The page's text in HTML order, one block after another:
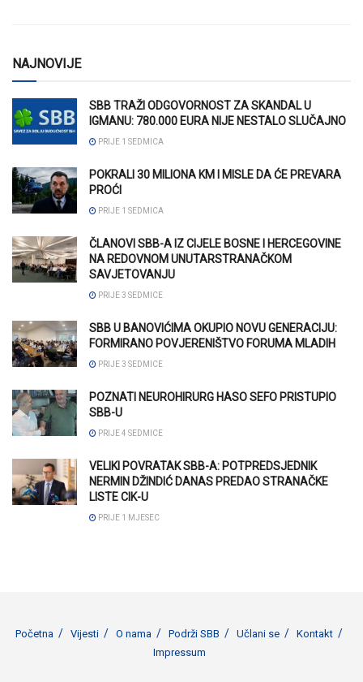
NAJNOVIJE
SBB TRAŽI ODGOVORNOST ZA SKANDAL U
IGMANU: 780.000 EURA NIJE NESTALO SLUČAJNO
PRIJE 1 SEDMICA
POKRALI 30 MILIONA KM I MISLE DA ĆE PREVARA
PROĆI
PRIJE 1 SEDMICA
ČLANOVI SBB-A IZ CIJELE BOSNE I HERCEGOVINE
NA REDOVNOM UNUTARSTRANAČKOM
SAVJETOVANJU
PRIJE 3 SEDMICE
SBB U BANOVIĆIMA OKUPIO NOVU GENERACIJU:
FORMIRANO POVJERENIŠTVO FORUMA MLADIH
PRIJE 3 SEDMICE
POZNATI NEUROHIRURG HASO SEFO PRISTUPIO
SBB-U
PRIJE 4 SEDMICE
VELIKI POVRATAK SBB-A: POTPREDSJEDNIK
NERMIN DŽINDIĆ DANAS PREDAO STRANAČKE
LISTE CIK-U
PRIJE 1 MJESEC
Početna Vijesti O nama Podrži SBB Učlani se
Kontakt
Impressum